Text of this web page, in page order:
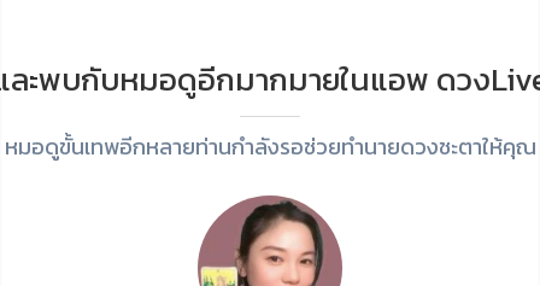
ละพบกับหมอดูอีกมากมายในแอพ ดวง
หมอดูขั้นเทพอีกหลายท่านกำลังรอช่วยทำนายดวงชะตาให้คุณ